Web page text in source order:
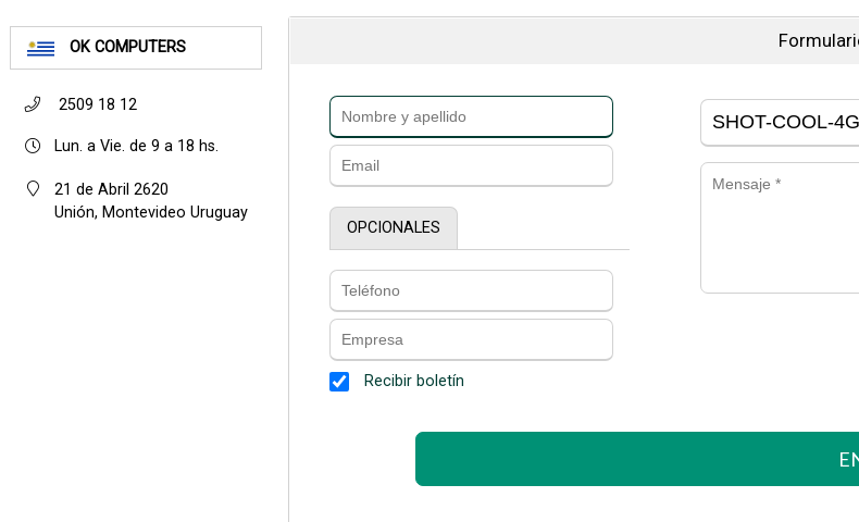
OK COMPUTERS
2509 18 12
Lun. a Vie. de 9 a 18 hs.
21 de Abril 2620
Unión, Montevideo Uruguay
OPCIONALES
Recibir boletín